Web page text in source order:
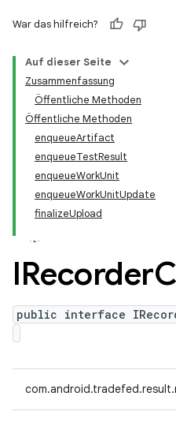
War das hilfreich?
Auf dieser Seite
Zusammenfassung
Öffentliche Methoden
Öffentliche Methoden
enqueueArtifact
enqueueTestResult
enqueueWorkUnit
enqueueWorkUnitUpdate
finalizeUpload
IRecorder
public interface